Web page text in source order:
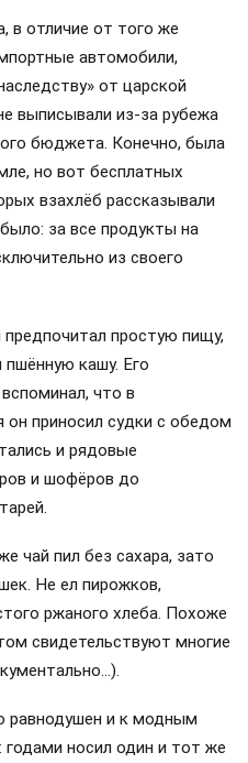
в отличие от того же
автомобили,
от царской
выписывали из-за рубежа
бюджета. Конечно, была
но вот бесплатных
взахлёб рассказывали
за все продукты на
из своего
простую пищу,
кашу. Его
что в
он приносил судки с обедом
и рядовые
и шофёров до
чай пил без сахара, зато
Не ел пирожков,
ржаного хлеба. Похоже
свидетельствуют многие
равнодушен и к модным
годами носил один и тот же